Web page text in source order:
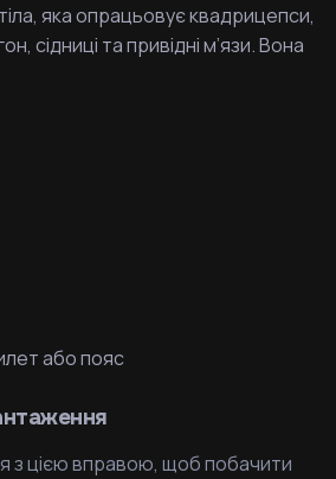
яка опрацьовує квадрицепси,
сідниці та привідні м’язи. Вона
або пояс
з цією вправою, щоб побачити